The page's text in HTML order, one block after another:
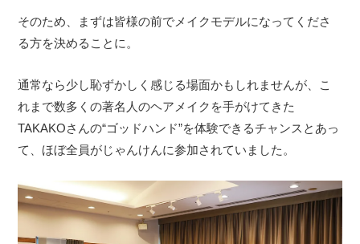
そのため、まずは皆様の前でメイクモデルになってくださ
る方を決めることに。
通常なら少し恥ずかしく感じる場面かもしれませんが、こ
れまで数多くの著名人のヘアメイクを手がけてきた
TAKAKOさんの“ゴッドハンド”を体験できるチャンスとあっ
て、ほぼ全員がじゃんけんに参加されていました。